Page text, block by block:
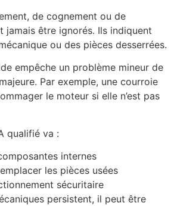
de cognement ou de
jamais être ignorés. Ils indiquent
ou des pièces desserrées.
empêche un problème mineur de
Par exemple, une courroie
le moteur si elle n’est pas
qualifié va :
internes
les pièces usées
sécuritaire
persistent, il peut être